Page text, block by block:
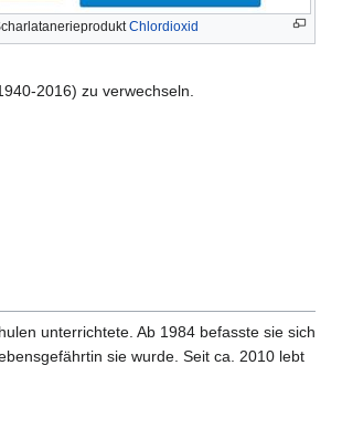
Chlordioxid
2016) zu verwechseln.
unterrichtete. Ab 1984 befasste sie sich
sie wurde. Seit ca. 2010 lebt